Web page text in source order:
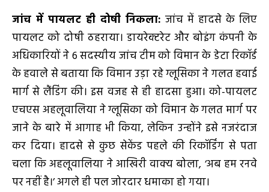
जांच में पायलट ही दोषी निकला:जांच में हादसे के लिए
पायलट को दोषी ठहराया। डायरेक्टरेट और बोइंग कंपनी के
अधिकारियों ने 6 सदस्यीय जांच टीम को विमान के डेटा रिकॉर्ड
के हवाले से बताया कि विमान उड़ा रहे ग्लूसिका ने गलत हवाई
मार्ग से लैंडिंग की। इस वजह से ही हादसा हुआ। को-पायलट
एचएस अहलूवालिया ने ग्लूसिका को विमान के गलत मार्ग पर
जाने के बारे में आगाह भी किया, लेकिन उन्होंने इसे नजरंदाज
कर दिया। हादसे से कुछ सेकेंड पहले की रिकॉर्डिंग से पता
चला कि अहलूवालिया ने आखिरी वाक्य बोला, ‘अब हम रनवे
पर नहीं है।’ अगले ही पल जोरदार धमाका हो गया।